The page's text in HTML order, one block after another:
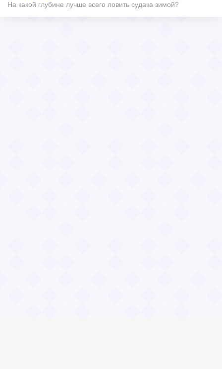
На какой глубине лучше всего ловить судака зимой?